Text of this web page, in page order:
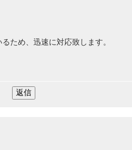
ため、迅速に対応致します。